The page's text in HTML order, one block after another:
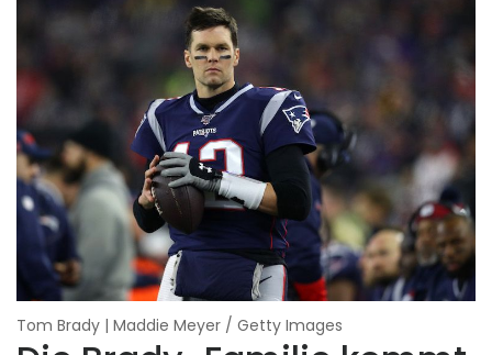
Tom Brady | Maddie Meyer / Getty Images